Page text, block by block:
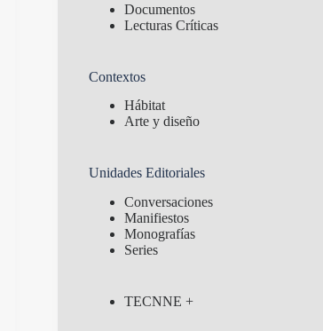
Documentos
Lecturas Críticas
Contextos
Hábitat
Arte y diseño
Unidades Editoriales
Conversaciones
Manifiestos
Monografías
Series
TECNNE +